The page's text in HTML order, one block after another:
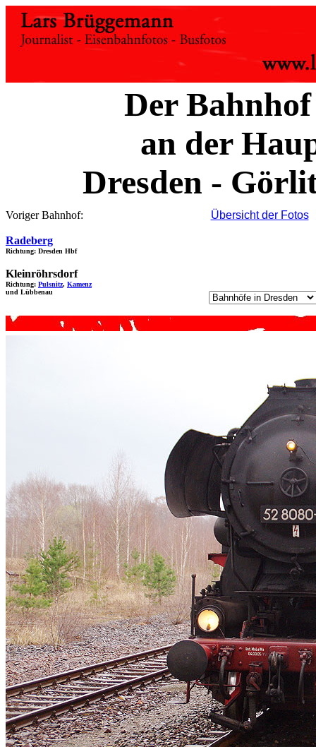
Der
an der
Dresden -
Voriger Bahnhof:
Radeberg
Richtung: Dresden Hbf
Kleinröhrsdorf
Richtung: Pulsnitz, Kamenz
und Lübbenau
Übersicht der Fotos